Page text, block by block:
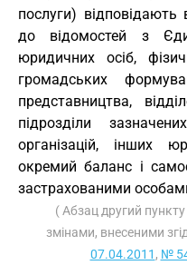
послуги) відповідають
до відомостей з
юридичних осіб,
громадських
представництва,
підрозділи
організацій, інших
окремий баланс і
застрахованими
( Абзац другий пункту
змінами, внесеними
07.04.2011 , №